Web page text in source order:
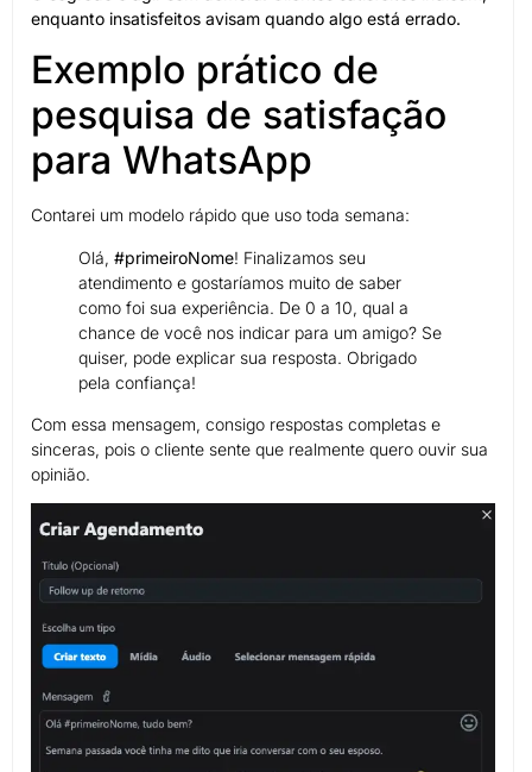
enquanto insatisfeitos avisam quando algo está errado.
Exemplo prático de
pesquisa de satisfação
para WhatsApp
Contarei um modelo rápido que uso toda semana:
Olá, #primeiroNome! Finalizamos seu
atendimento e gostaríamos muito de saber
como foi sua experiência. De 0 a 10, qual a
chance de você nos indicar para um amigo? Se
quiser, pode explicar sua resposta. Obrigado
pela confiança!
Com essa mensagem, consigo respostas completas e
sinceras, pois o cliente sente que realmente quero ouvir sua
opinião.